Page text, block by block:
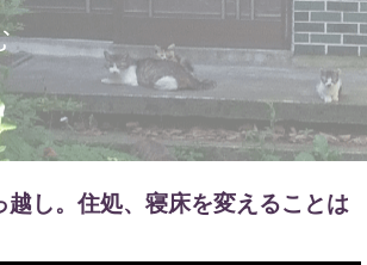
越し。住処、寝床を変えることは